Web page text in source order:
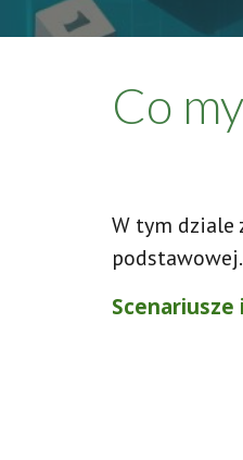
Co
W tym dziale
podstawowej.